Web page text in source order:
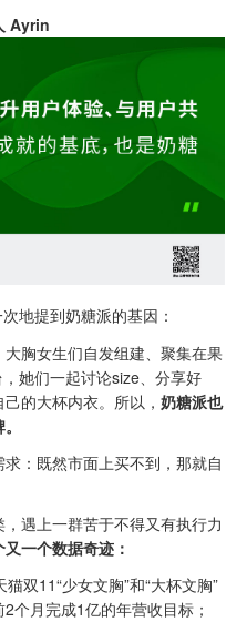
Ayrin
地提到奶糖派的基因：
胸女生们自发组建、聚集在果
她们一起讨论size、分享好
的大杯内衣。所以， 奶糖派也
：既然市面上买不到，那就自
遇上一群苦于不得又有执行力
一个数据奇迹：
双11“少女文胸”和“大杯文胸”
个月完成1亿的年营收目标；